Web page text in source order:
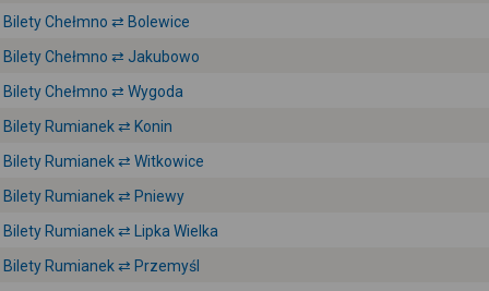
Bilety Chełmno ⇄ Bolewice
Bilety Chełmno ⇄ Jakubowo
Bilety Chełmno ⇄ Wygoda
Bilety Rumianek ⇄ Konin
Bilety Rumianek ⇄ Witkowice
Bilety Rumianek ⇄ Pniewy
Bilety Rumianek ⇄ Lipka Wielka
Bilety Rumianek ⇄ Przemyśl